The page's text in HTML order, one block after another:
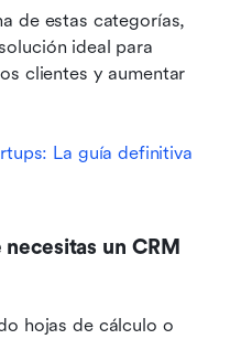
de estas categorías,
ideal para
clientes y aumentar
La guía definitiva
un CRM
hojas de cálculo o